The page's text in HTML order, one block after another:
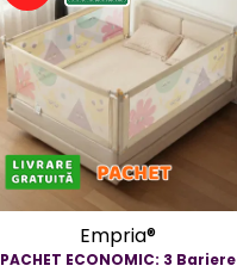
Empria®
PACHET ECONOMIC: 3 Bariere